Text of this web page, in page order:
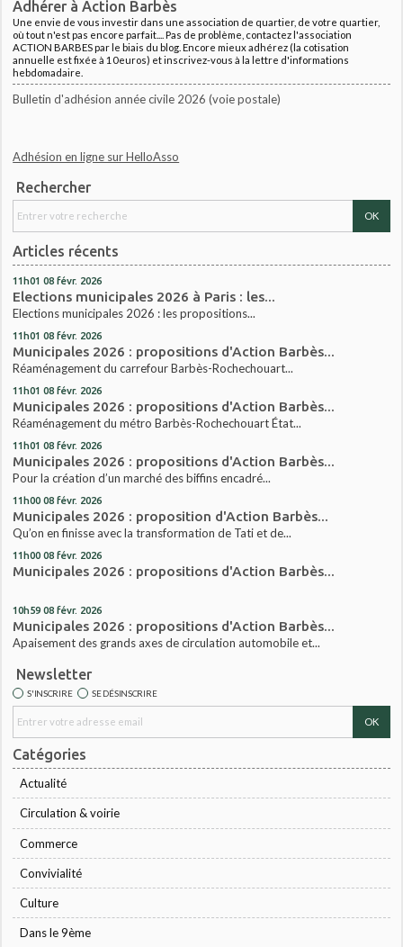
Adhérer à Action Barbès
Une envie de vous investir dans une association de quartier, de votre quartier,
où tout n'est pas encore parfait.... Pas de problème, contactez l'association
ACTION BARBES par le biais du blog. Encore mieux adhérez (la cotisation
annuelle est fixée à 10euros) et inscrivez-vous à la lettre d'informations
hebdomadaire.
Bulletin d'adhésion année civile 2026 (voie postale)
Adhésion en ligne sur HelloAsso
Rechercher
Articles récents
11h01 08 févr. 2026
Elections municipales 2026 à Paris : les...
Elections municipales 2026 : les propositions...
11h01 08 févr. 2026
Municipales 2026 : propositions d'Action Barbès...
Réaménagement du carrefour Barbès-Rochechouart...
11h01 08 févr. 2026
Municipales 2026 : propositions d'Action Barbès...
Réaménagement du métro Barbès-Rochechouart État...
11h01 08 févr. 2026
Municipales 2026 : propositions d'Action Barbès...
Pour la création d’un marché des biffins encadré...
11h00 08 févr. 2026
Municipales 2026 : proposition d'Action Barbès...
Qu’on en finisse avec la transformation de Tati et de...
11h00 08 févr. 2026
Municipales 2026 : propositions d'Action Barbès...
10h59 08 févr. 2026
Municipales 2026 : propositions d'Action Barbès...
Apaisement des grands axes de circulation automobile et...
Newsletter
S'INSCRIRE SE DÉSINSCRIRE
Catégories
Actualité
Circulation & voirie
Commerce
Convivialité
Culture
Dans le 9ème